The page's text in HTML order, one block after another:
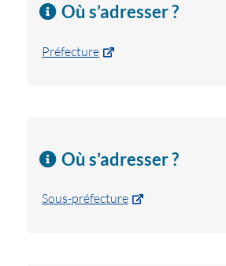
Où s’adresser ?
Préfecture
Où s’adresser ?
Sous-préfecture